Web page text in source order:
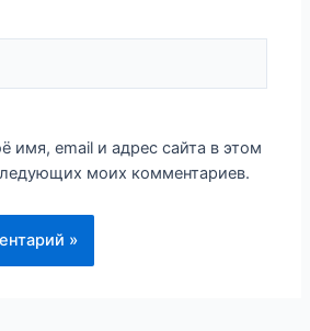
имя, email и адрес сайта в этом
моих комментариев.